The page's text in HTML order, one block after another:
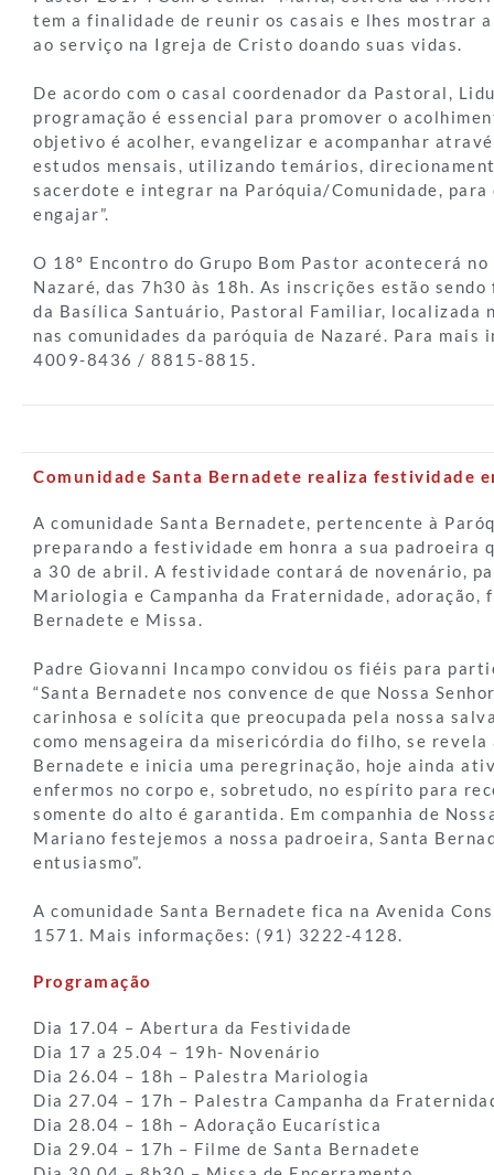
tem a finalidade de reunir os casais e lhes mostrar
ao serviço na Igreja de Cristo doando suas vidas.
De acordo com o casal coordenador da Pastoral,
programação é essencial para promover o
objetivo é acolher, evangelizar e acompanhar
estudos mensais, utilizando temários,
sacerdote e integrar na Paróquia/Comunidade, para
engajar”.
O 18º Encontro do Grupo Bom Pastor acontecerá
Nazaré, das 7h30 às 18h. As inscrições estão
da Basílica Santuário, Pastoral Familiar, localizada
nas comunidades da paróquia de Nazaré. Para mais
4009-8436 / 8815-8815.
Comunidade Santa Bernadete realiza festividade
A comunidade Santa Bernadete, pertencente à
preparando a festividade em honra a sua padroeira
a 30 de abril. A festividade contará de novenário,
Mariologia e Campanha da Fraternidade, adoração,
Bernadete e Missa.
Padre Giovanni Incampo convidou os fiéis para
“Santa Bernadete nos convence de que Nossa
carinhosa e solícita que preocupada pela nossa
como mensageira da misericórdia do filho, se revela
Bernadete e inicia uma peregrinação, hoje ainda
enfermos no corpo e, sobretudo, no espírito para
somente do alto é garantida. Em companhia de
Mariano festejemos a nossa padroeira, Santa
entusiasmo”.
A comunidade Santa Bernadete fica na Avenida
1571. Mais informações: (91) 3222-4128.
Programação
Dia 17.04 – Abertura da Festividade
Dia 17 a 25.04 – 19h- Novenário
Dia 26.04 – 18h – Palestra Mariologia
Dia 27.04 – 17h – Palestra Campanha da
Dia 28.04 – 18h – Adoração Eucarística
Dia 29.04 – 17h – Filme de Santa Bernadete